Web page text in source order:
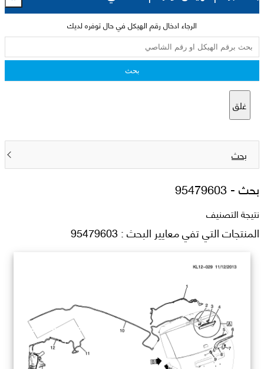
الرجاء ادخال رقم الهيكل في حال توفره لديك
بحث
غلق
بحث
بحث -95479603
نتيجة التصنيف
المنتجات التي تفي معايير البحث : 95479603